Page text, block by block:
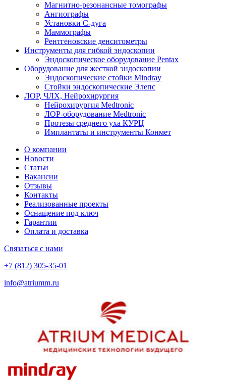
Магнитно-резонансные томографы
Ангиографы
Установки С-дуга
Маммографы
Рентгеновские денситометры
Инструменты для гибкой эндоскопии
Эндоскопическое оборудование Pentax
Оборудование для жесткой эндоскопии
Эндоскопические стойки Mindray
Стойки эндоскопические Элепс
ЛОР, ЧЛХ, Нейрохирургия
Нейрохирургия Medtronic
ЛОР-оборудование Medtronic
Протезы среднего уха КУРЦ
Имплантаты и инструменты Конмет
О компании
Новости
Статьи
Вакансии
Отзывы
Контакты
Реализованные проекты
Оснащение под ключ
Гарантии
Оплата и доставка
Связаться с нами
+7 (812) 305-35-01
info@atriumm.ru